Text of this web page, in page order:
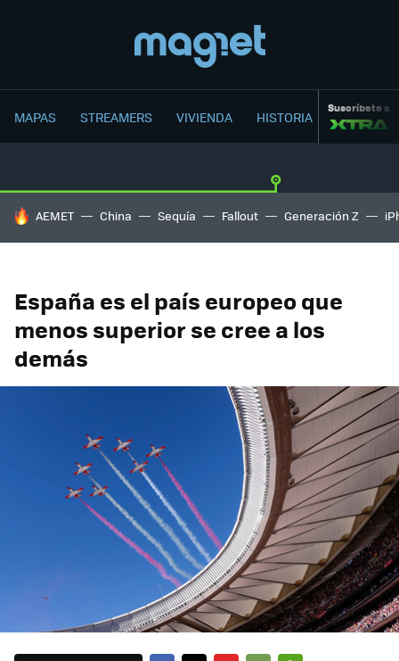
MAPAS STREAMERS VIVIENDA HISTORIA Suscríbete a
HOY SE HABLA DE
AEMET China Sequía Fallout Generación Z
España es el país europeo que
menos superior se cree a los
demás